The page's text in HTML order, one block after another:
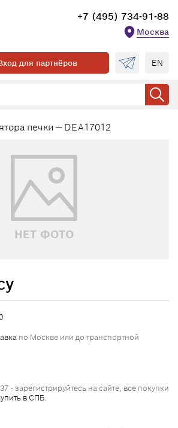
+7 (495) 734-91-88
Москва
для партнёров EN
печки — DEA17012
НЕТ ФОТО
по Москве или до транспортной
- зарегистрируйтесь на сайте, все покупки
в СПБ.